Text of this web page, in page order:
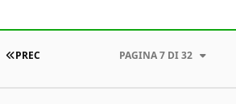
PRIMA PAGINA
PREC PAGINA 7 DI 32